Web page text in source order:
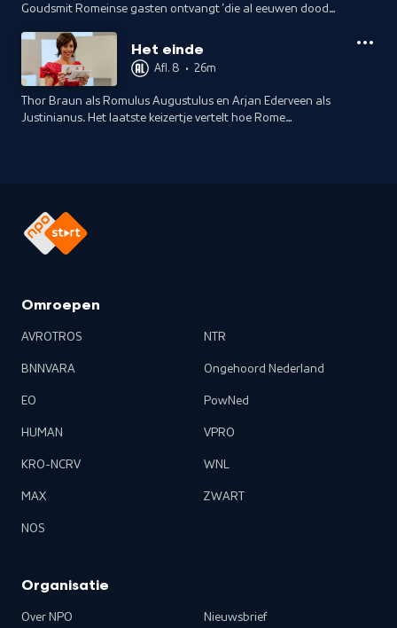
Goudsmit Romeinse gasten ontvangt 'die al eeuwen dood
Het einde
Afl. 8 • 26m
Thor Braun als Romulus Augustulus en Arjan Ederveen als
Justinianus. Het laatste keizertje vertelt hoe Rome
Omroepen
AVROTROS
BNNVARA
EO
HUMAN
KRO-NCRV
MAX
NOS
NTR
Ongehoord Nederland
PowNed
VPRO
WNL
ZWART
Organisatie
Over NPO Nieuwsbrief